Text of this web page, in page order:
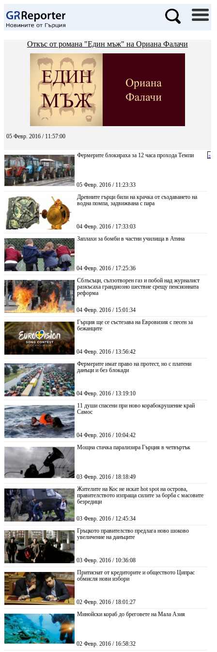
Откъс от романа "Един мъж" на Ориана Фалачи
05 Февр. 2016 / 11:57:00
Фермерите блокираха за 12 часа прохода Темпи
05 Февр. 2016 / 11:23:33
Древните гърци били на крачка от създаването на
водна помпа, задвижвана с пара
04 Февр. 2016 / 17:33:03
Заплахи за бомби в частни училища в Атина
04 Февр. 2016 / 17:25:36
Сблъсъци, сълзотворен газ и побой над журналист
разкъсаха грандиозно шествие срещу пенсионната
реформа
04 Февр. 2016 / 15:01:34
Гърция ще се състезава на Евровизия с песен за
бежанците
04 Февр. 2016 / 13:56:42
Фермерите имат право на протест, но с платени
данъци и без блокади
04 Февр. 2016 / 13:19:10
11 души спасени при ново корабокрушение край
Самос
04 Февр. 2016 / 10:04:42
Мощна стачка парализира Гърция в четвъртък
03 Февр. 2016 / 18:18:49
Жителите на Кос не искат hot spot на острова,
правителството изпраща силите за борба с масовите
безредици
03 Февр. 2016 / 12:45:34
Гръцкото правителство предлага ново шоково
увеличение на данъците
03 Февр. 2016 / 10:36:08
Притиснат от кредиторите и обществото Ципрас
обмисля нови избори
02 Февр. 2016 / 18:01:27
Минойски кораб до бреговете на Мала Азия
02 Февр. 2016 / 16:58:32
«